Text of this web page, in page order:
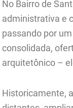
No Bairro de
administrativa e
passando por
consolidada,
arquitetônico –
Historicamente,